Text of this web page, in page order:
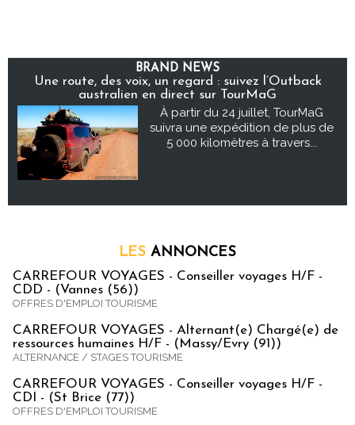
BRAND NEWS
Une route, des voix, un regard : suivez l’Outback
australien en direct sur TourMaG
À partir du 24 juillet, TourMaG
suivra une expédition de plus de
5 000 kilomètres à travers...
LES ANNONCES
CARREFOUR VOYAGES - Conseiller voyages H/F -
CDD - (Vannes (56))
OFFRES D'EMPLOI TOURISME
CARREFOUR VOYAGES - Alternant(e) Chargé(e) de
ressources humaines H/F - (Massy/Evry (91))
ALTERNANCE / STAGES TOURISME
CARREFOUR VOYAGES - Conseiller voyages H/F -
CDI - (St Brice (77))
OFFRES D'EMPLOI TOURISME